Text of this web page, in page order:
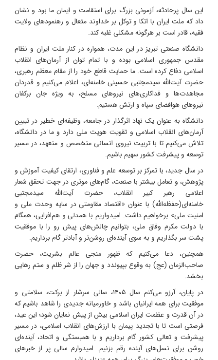
این سال پرحادثه، آزمونی بزرگ برای استقامت و ایمان ما بود و نشان
داد که ملت ایران با اتکا و توکل بر خداوند متعال و رهنمودهای ولایت
فقیه، قادر است بر هرگونه مشکلی غلبه کند.
دانشگاه صنعتی تبریز در این مدت، همواره در کنار ملت ایران و نظام
مقدس جمهوری اسلامی بوده و با تمام توان از آرمان‌های انقلاب
اسلامی دفاع کرده است. ما حمایت قاطع خود را از مقام معظم رهبری،
حضرت آیت‌الله سیدمجتبی حسینی خامنه‌ای، اعلام می‌کنیم و قدردان
مجاهدت‌ها و فداکاری‌های نیروهای مسلح، به ویژه جان برکفان
نیروهای هوافضای سپاه و ارتش هستیم.
دانشگاه به عنوان یک نهاد اثرگذار در جامعه، وظیفه‌ای خطیر در تبیین
آرمان‌های انقلاب اسلامی و تقویت هویت ملی دارد و ما در دانشگاه،
تلاش می‌کنیم تا با تربیت نیروی انسانی متخصص و متعهد، در مسیر
توسعه و پیشرفت کشور سهیم باشیم.
در سال جدید، با تمرکز بر توسعه علم و فناوری، ارتقای کیفیت آموزش و
پژوهش، و تعامل بیشتر با صنعت، گام‌های موثری در جهت تحقق شعار
اعلامی رهبر کبیر انقلاب، حضرت آیت‌الله سیدمجتبی
خامنه‌ای(حفظه‌الله) با عنوان «اقتصاد مقاومتی در سایه وحدت ملی و
امنیت ملی» برخواهیم داشت. امیدواریم با همدلی و هم‌افزایی، همگام
با دولت مکرم وفاق ملی، بتوانیم چالش‌های پیش رو را با موفقیت
پشت سر بگذاریم و به سوی آینده‌ای روشن‌تر و آبادتر گام برداریم.
همچنین، دعا می‌کنیم که ظهور منجی عالم بشریت، حضرت
صاحب‌الزمان (عج) به وقوع بپیوندد و جهان را از شر ظلم و ستم رهایی
بخشد.
در پایان، آرزو می‌کنم سال ۱۴۰۵، سالی سرشار از برکت، سلامتی و
موفقیت برای همه ایرانیان باشد و خاورمیانه جدیدی را شاهد باشیم که
در آن قدرت و عظمت ایران اسلامی بیش از پیش نمایان شود؛ این عید،
فرصتی است تا با تجدید پیمان با ارزش‌های انقلاب اسلامی، در مسیر
پیشرفت و تعالی کشور گام برداریم و با همبستگی و اتحاد، آینده‌ای
روشن برای نسل‌های آینده رقم بزنیم. امیدوارم سالی پر از خبرهای